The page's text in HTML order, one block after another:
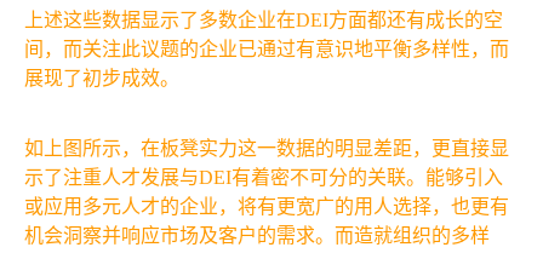
上述这些数据显示了多数企业在DEI方面都还有成长的空
间，而关注此议题的企业已通过有意识地平衡多样性，而
展现了初步成效。
如上图所示，在板凳实力这一数据的明显差距，更直接显
示了注重人才发展与DEI有着密不可分的关联。能够引入
或应用多元人才的企业，将有更宽广的用人选择，也更有
机会洞察并响应市场及客户的需求。而造就组织的多样